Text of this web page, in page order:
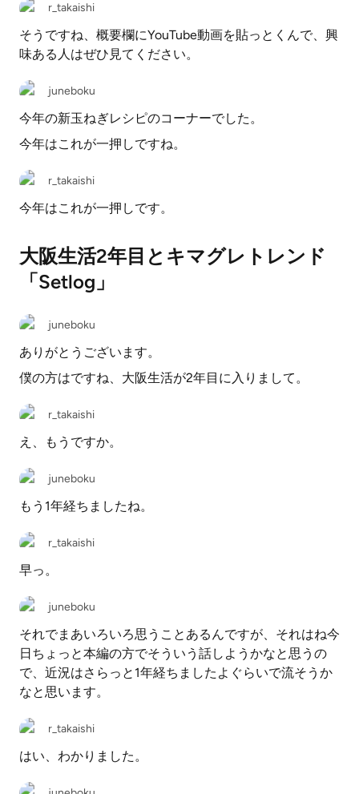
r_takaishi
そうですね、概要欄にYouTube動画を貼っとくんで、興
味ある人はぜひ見てください。
juneboku
今年の新玉ねぎレシピのコーナーでした。
今年はこれが一押しですね。
r_takaishi
今年はこれが一押しです。
大阪生活2年目とキマグレトレンド
「Setlog」
juneboku
ありがとうございます。
僕の方はですね、大阪生活が2年目に入りまして。
r_takaishi
え、もうですか。
juneboku
もう1年経ちましたね。
r_takaishi
早っ。
juneboku
それでまあいろいろ思うことあるんですが、それはね今
日ちょっと本編の方でそういう話しようかなと思うの
で、近況はさらっと1年経ちましたよぐらいで流そうか
なと思います。
r_takaishi
はい、わかりました。